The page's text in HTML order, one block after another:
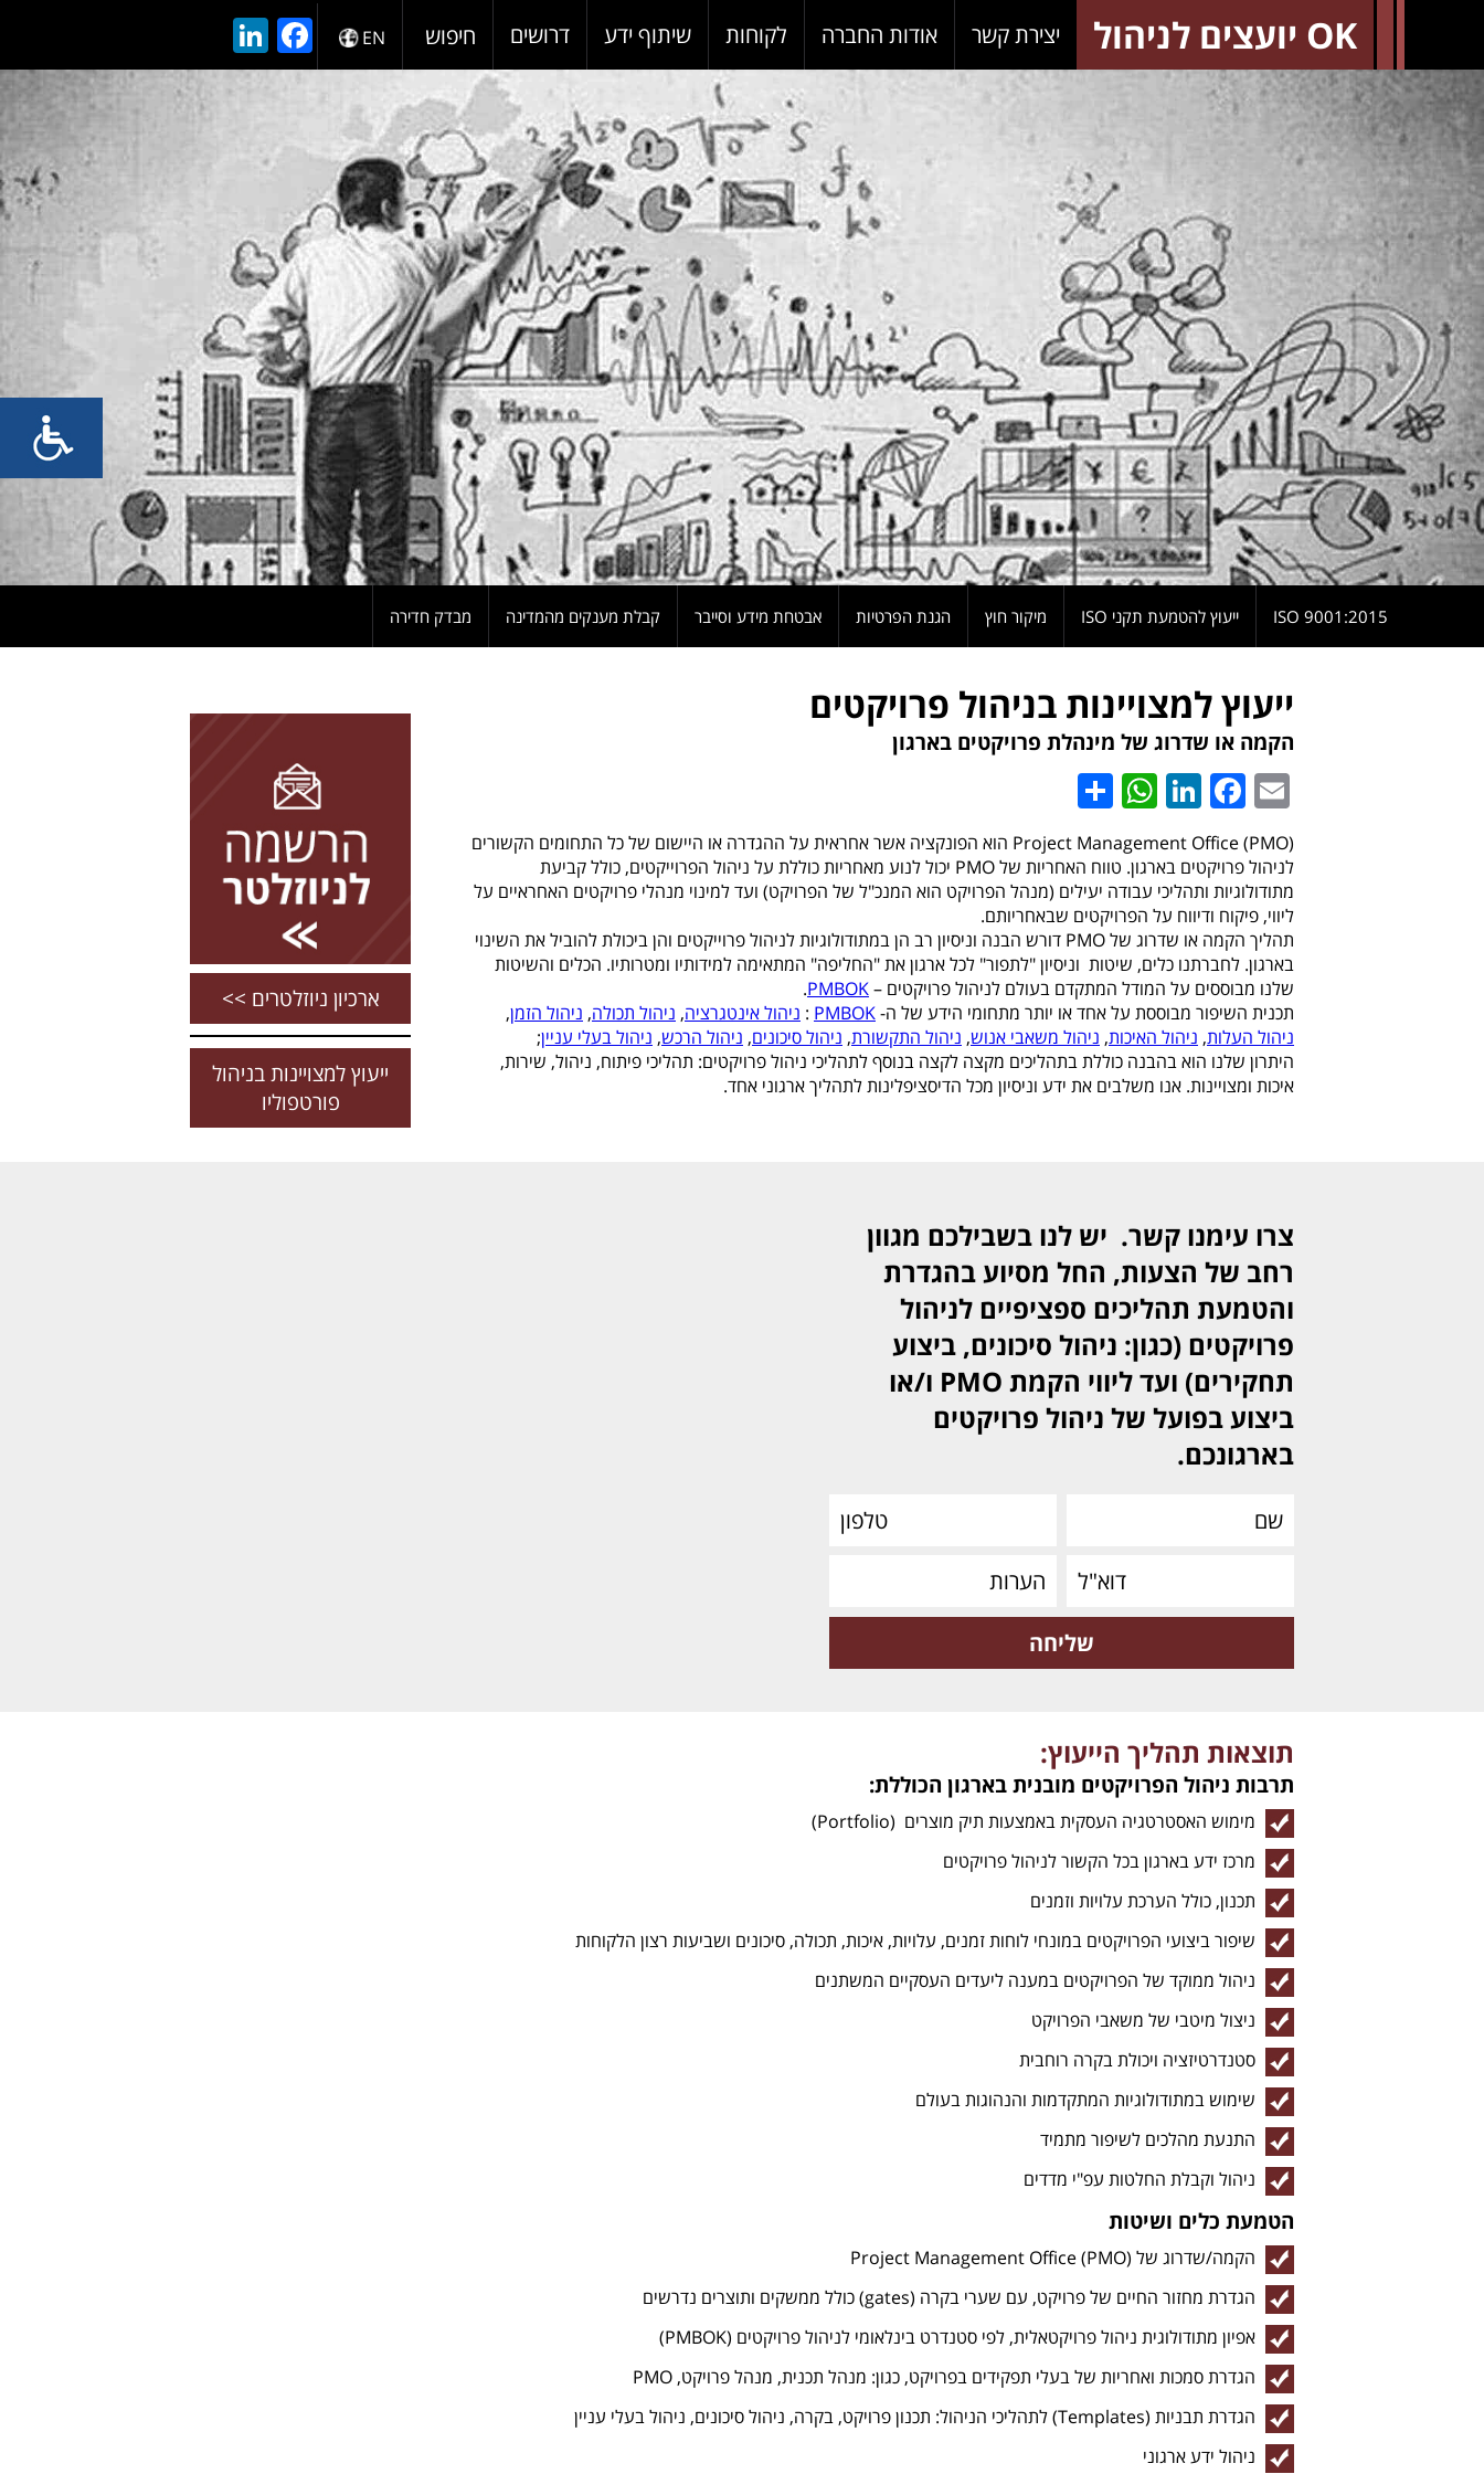
OK יועצים לניהול יצירת קשר אודות החברה לקוחות שיתוף ידע דרושים חיפוש EN
Facebook
9001:2015 ISO ייעוץ להטמעת תקני ISO מיקור חוץ הגנת הפרטיות אבטחת מידע וסייבר קבלת מענקים מהמדינה מבדק חדירה
ייעוץ למצויינות בניהול פרויקטים
הקמה או שדרוג של מינהלת פרויקטים בארגון
Email
Facebook
LinkedIn
WhatsApp
ארכיון ניוזלטרים >>
ייעוץ למצויינות בניהול
פורטפוליו
(Project Management Office (PMO הוא הפונקציה אשר אחראית על ההגדרה או היישום של כל התחומים הקשורים
לניהול פרויקטים בארגון. טווח האחריות של PMO יכול לנוע מאחריות כוללת על ניהול הפרוייקטים, כולל קביעת
מתודולוגיות ותהליכי עבודה יעילים (מנהל הפרויקט הוא המנכ"ל של הפרויקט) ועד למינוי מנהלי פרויקטים האחראיים על
ליווי, פיקוח ודיווח על הפרויקטים שבאחריותם.
תהליך הקמה או שדרוג של PMO דורש הבנה וניסיון רב הן במתודולוגיות לניהול פרוייקטים והן ביכולת להוביל את השינוי
בארגון. לחברתנו כלים, שיטות וניסיון "לתפור" לכל ארגון את "החליפה" המתאימה למידותיו ומטרותיו. הכלים והשיטות
שלנו מבוססים על המודל המתקדם בעולם לניהול פרויקטים –PMBOK
.
תכנית השיפור מבוססת על אחד או יותר מתחומי הידע של ה-PMBOK
: ניהול אינטגרציה, ניהול תכולה, ניהול הזמן,
ניהול העלות, ניהול האיכות, ניהול משאבי אנוש, ניהול התקשורת, ניהול סיכונים, ניהול הרכש, ניהול בעלי עניין;
היתרון שלנו הוא בהבנה כוללת בתהליכים מקצה לקצה בנוסף לתהליכי ניהול פרויקטים: תהליכי פיתוח, ניהול, שירות,
איכות ומצויינות. אנו משלבים את ידע וניסיון מכל הדיסציפלינות לתהליך ארגוני אחד.
צרו עימנו קשר. יש לנו בשבילכם מגוון
רחב של הצעות, החל מסיוע בהגדרת
והטמעת תהליכים ספציפיים לניהול
פרויקטים (כגון: ניהול סיכונים, ביצוע
תחקירים) ועד ליווי הקמת PMO ו/או
ביצוע בפועל של ניהול פרויקטים
בארגונכם.
תוצאות תהליך הייעוץ:
תרבות ניהול הפרויקטים מובנית בארגון הכוללת:
מימוש האסטרטגיה העסקית באמצעות תיק מוצרים (Portfolio)
מרכז ידע בארגון בכל הקשור לניהול פרויקטים
תכנון, כולל הערכת עלויות וזמנים
שיפור ביצועי הפרויקטים במונחי לוחות זמנים, עלויות, איכות, תכולה, סיכונים ושביעות רצון הלקוחות
ניהול ממוקד של הפרויקטים במענה ליעדים העסקיים המשתנים
ניצול מיטבי של משאבי הפרויקט
סטנדרטיזציה ויכולת בקרה רוחבית
שימוש במתודולוגיות המתקדמות והנהוגות בעולם
התנעת מהלכים לשיפור מתמיד
ניהול וקבלת החלטות עפ"י מדדים
הטמעת כלים ושיטות
הקמה/שדרוג של (Project Management Office (PMO
הגדרת מחזור החיים של פרויקט, עם שערי בקרה (gates) כולל ממשקים ותוצרים נדרשים
אפיון מתודולוגית ניהול פרויקטאלית, לפי סטנדרט בינלאומי לניהול פרויקטים (PMBOK)
הגדרת סמכות ואחריות של בעלי תפקידים בפרויקט, כגון: מנהל תכנית, מנהל פרויקט, PMO
הגדרת תבניות (Templates) לתהליכי הניהול: תכנון פרויקט, בקרה, ניהול סיכונים, ניהול בעלי עניין
ניהול ידע ארגוני